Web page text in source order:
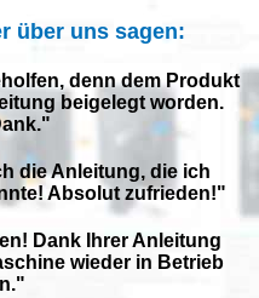
über uns sagen:
denn dem Produkt
beigelegt worden.
die Anleitung, die ich
Absolut zufrieden!"
Dank Ihrer Anleitung
wieder in Betrieb